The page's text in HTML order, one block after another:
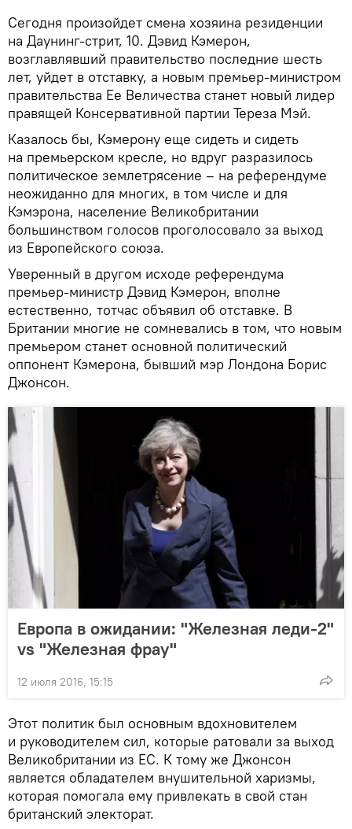
Сегодня произойдет смена хозяина резиденции
на Даунинг-стрит, 10. Дэвид Кэмерон,
возглавлявший правительство последние шесть
лет, уйдет в отставку, а новым премьер-министром
правительства Ее Величества станет новый лидер
правящей Консервативной партии Тереза Мэй.
Казалось бы, Кэмерону еще сидеть и сидеть
на премьерском кресле, но вдруг разразилось
политическое землетрясение – на референдуме
неожиданно для многих, в том числе и для
Кэмэрона, население Великобритании
большинством голосов проголосовало за выход
из Европейского союза.
Уверенный в другом исходе референдума
премьер-министр Дэвид Кэмерон, вполне
естественно, тотчас объявил об отставке. В
Британии многие не сомневались в том, что новым
премьером станет основной политический
оппонент Кэмерона, бывший мэр Лондона Борис
Джонсон.
Европа в ожидании: "Железная леди-2"
vs "Железная фрау"
12 июля 2016, 15:15
Этот политик был основным вдохновителем
и руководителем сил, которые ратовали за выход
Великобритании из ЕС. К тому же Джонсон
является обладателем внушительной харизмы,
которая помогала ему привлекать в свой стан
британский электорат.